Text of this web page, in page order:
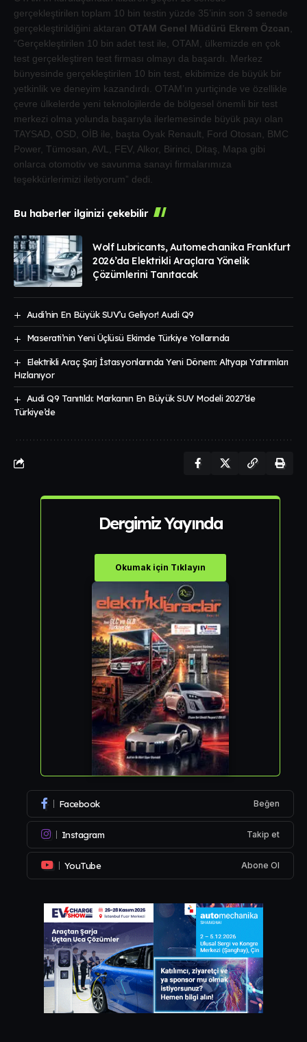
gerçekleştirilen toplam 10 bin testin yüzde 35’inin son 3 senede
gerçekleştirildiğini aktaran OTAM Genel Müdürü Ekrem Özcan
“Gerçekleştirilen 10 bin adet test ile, OTAM, ülkemizde en çok
test gerçekleştiren test firması olmayı da başardı. Merkez
bünyesinde gerçekleştirilen 10 bin test, ekibimize de büyük bir
yetkinlik ve deneyim kazandırdı. OTAM’ın yurtiçinde ve özellikle
çevre ülkelerde yeni teknolojilerde de bölgesel önemli bir test
merkezi olma yolunda başarıyla ilerlemesinde büyük payı olan
TAYSAD, OSD, OİB ile, başta Oyak Renault, Ford Otosan, BMC
Power, Tümosan, AVL, FEV, Alkor, Birinci, Ditaş, Mapa gibi
onlarca otomotiv ve savunma sanayi firmalarımıza
teşekkürlerimizi iletiyorum” dedi.
Bu haberler ilginizi çekebilir
Wolf Lubricants, Automechanika Frankfurt
2026’da Elektrikli Araçlara Yönelik
Çözümlerini Tanıtacak
Audi’nin En Büyük SUV’u Geliyor! Audi Q9
Maserati’nin Yeni Üçlüsü Ekimde Türkiye Yollarında
Elektrikli Araç Şarj İstasyonlarında Yeni Dönem: Altyapı Yatırımları
Hızlanıyor
Audi Q9 Tanıtıldı: Markanın En Büyük SUV Modeli 2027’de
Türkiye’de
Dergimiz Yayında
Okumak için Tıklayın
Facebook Beğen
Instagram Takip et
YouTube Abone Ol